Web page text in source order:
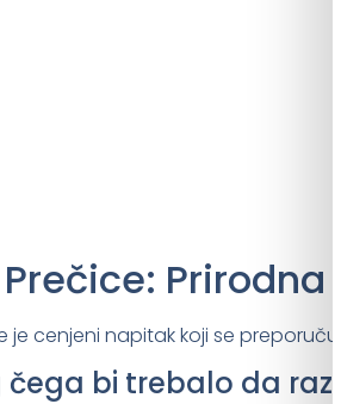
je cenjeni napitak koji se
čega bi trebalo da